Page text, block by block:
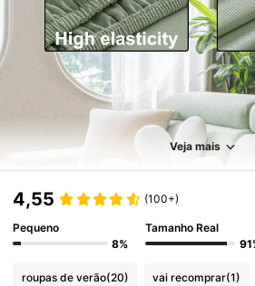
Veja mais
4,55 (100+)
Pequeno
8%
Tamanho Real
roupas de verão(20) vai recomprar(1)